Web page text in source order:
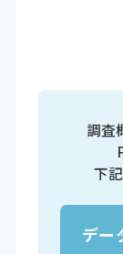
調査
下
デー